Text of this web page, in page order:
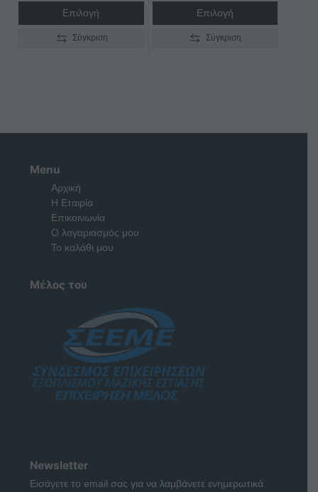
Επιλογή
Σύγκριση
Επιλογή
Σύγκριση
Menu
Αρχική
Η Εταιρία
Επικοινωνία
Ο λογαριασμός μου
Το καλάθι μου
Μέλος του
Newsletter
Εισάγετε το email σας για να λαμβάνετε ενημερωτικά